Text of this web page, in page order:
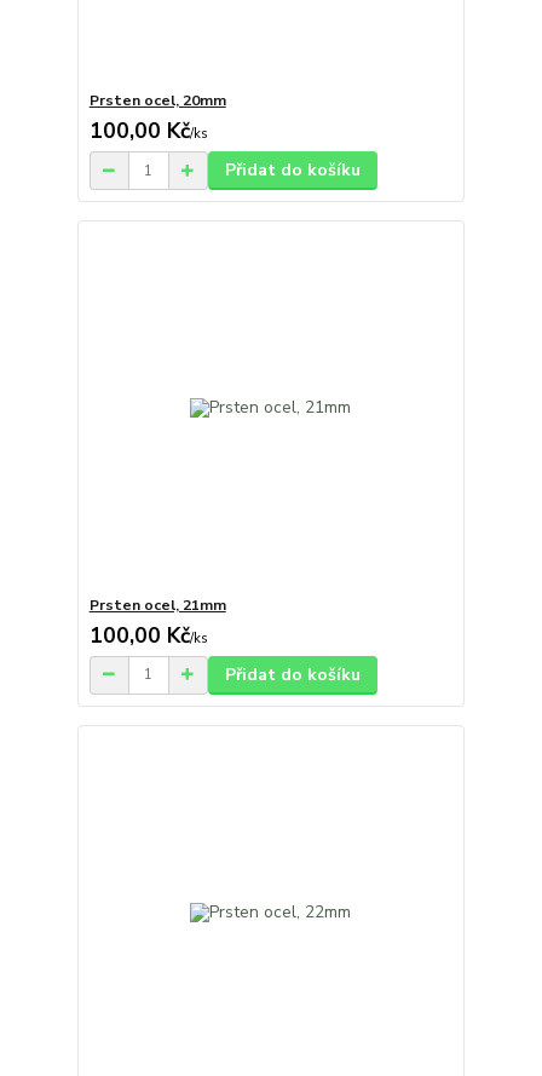
Prsten ocel, 20mm
100,00 Kč/ks
Přidat do košíku
Prsten ocel, 21mm
100,00 Kč/ks
Přidat do košíku